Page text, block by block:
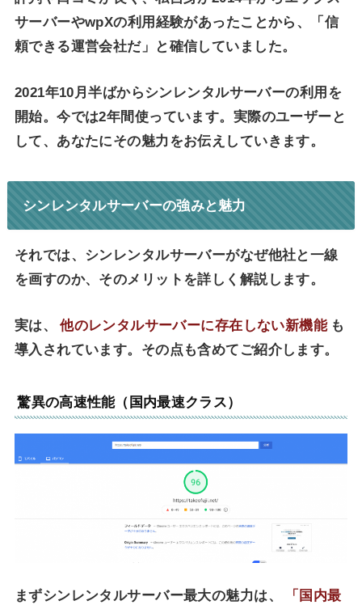
サーバーやwpXの利用経験があったことから、「信
頼できる運営会社だ」と確信していました。
2021年10月半ばからシンレンタルサーバーの利用を
開始。今では2年間使っています。実際のユーザーと
して、あなたにその魅力をお伝えしていきます。
シンレンタルサーバーの強みと魅力
それでは、シンレンタルサーバーがなぜ他社と一線
を画すのか、そのメリットを詳しく解説します。
実は、 他のレンタルサーバーに存在しない新機能 も
導入されています。その点も含めてご紹介します。
驚異の高速性能（国内最速クラス）
まずシンレンタルサーバー最大の魅力は、
「国内最